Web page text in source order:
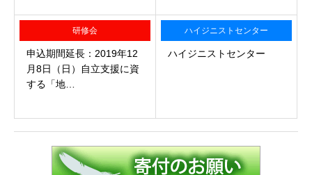
研修会
申込期間延長：2019年12
月8日（日）自立支援に資
する「地…
ハイジニストセンター
ハイジニストセンター